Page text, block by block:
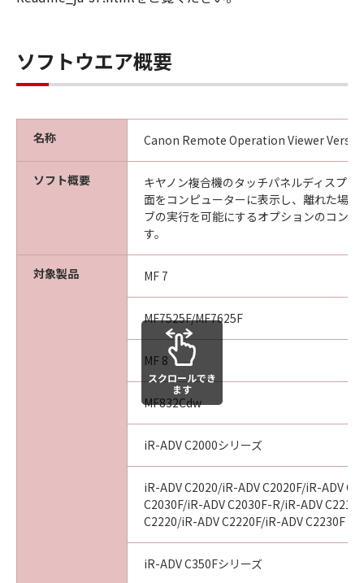
「許諾ソフトウェア」にかかる権原および所有
権は、その内容によりキヤノンまたはキヤノン
５．輸出
より必要な許可等を得ることなしに、「許諾ソ
フトウェア」の全部または一部を、直接または
間接に輸出してはなりません。
６．サポートおよびアップデート
キヤノン、キヤノンのライセンサー、キヤノン
は、お客様による「許諾ソフトウェア」の使用
を支援すること、および「許諾ソフトウェア」
に対してアップデート、バグの修正あるいはサ
ポートを行うことについて、いかなる責任も負
うものではありません。
７．保証の否認・免責
(1)「許諾ソフトウェア」は、『現状有姿』の状
態で使用許諾されます。キヤノン、キヤノンの
ライセンサー、キヤノンの子会社、それらの販
売代理店および販売店は、「許諾ソフトウェ
ア」に関して、商品性および特定の目的への適
合性の保証を含め、いかなる保証も、明示たる
と黙示たるとを問わず一切行わないものとしま
ソフトウエア概要
名称 Canon Remote Operation Viewer
ソフト概要
キヤノン複合機のタッチパネルディスプレ
面をコンピューターに表示し、離れた場
ブの実行を可能にするオプションのコン
す。
対象製品 MF 7
MF7525F/MF7625F
MF 8
MF832Cdw
iR-ADV C2000シリーズ
iR-ADV C2020/iR-ADV C2020F/iR-ADV
C2030F/iR-ADV C2030F-R/iR-ADV
C2220/iR-ADV C2220F/iR-ADV C2230F
iR-ADV C350Fシリーズ
スクロールでき
ます